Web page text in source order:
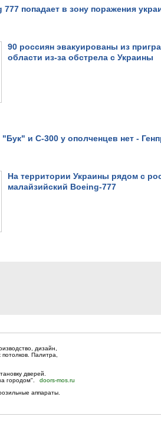
попадает в зону поражения
90 россиян эвакуированы из
области из-за обстрела с Украины
и С-300 у ополченцев нет -
На территории Украины рядом с
малайзийский Boeing-777
дизайн,
Палитра,
дверей.
городом".
doors-mos.ru
аппараты.